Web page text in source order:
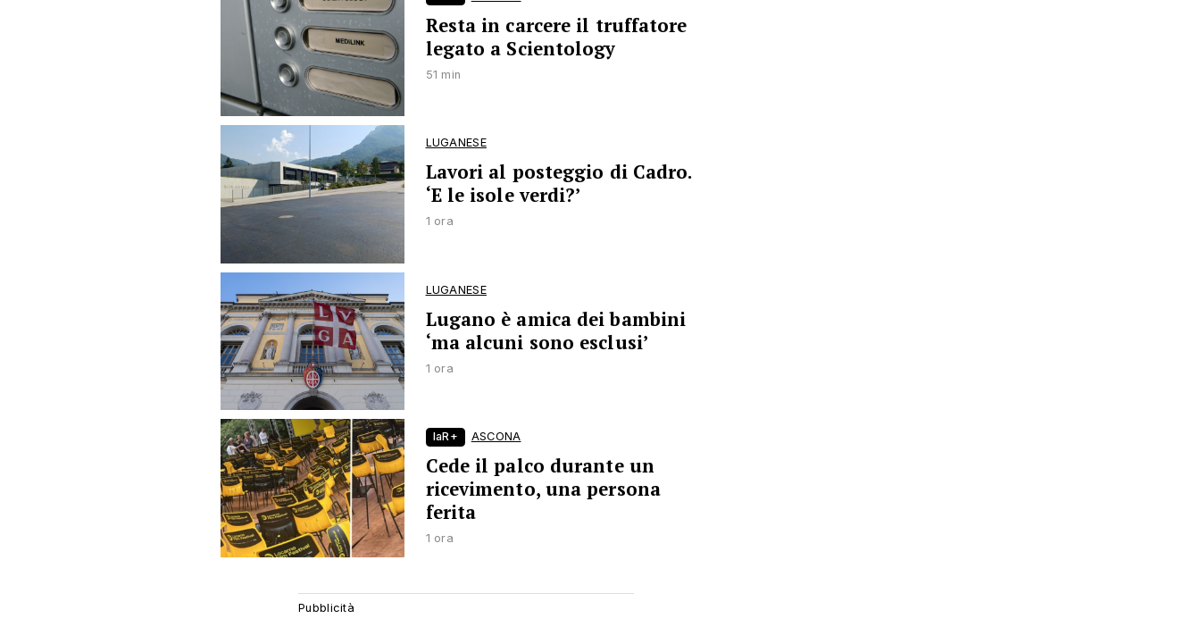
Resta in carcere il truffatore
legato a Scientology
51 min
LUGANESE
Lavori al posteggio di Cadro.
‘E le isole verdi?’
1 ora
LUGANESE
Lugano è amica dei bambini
‘ma alcuni sono esclusi’
1 ora
laR+ ASCONA
Cede il palco durante un
ricevimento, una persona
ferita
1 ora